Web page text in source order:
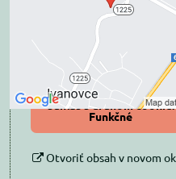
Prajete si načítať externý
Povoliť tentokrát
Povoliť a zapamätať -
súhlas s druhom cookie:
Funkčné
Otvoriť obsah v novom